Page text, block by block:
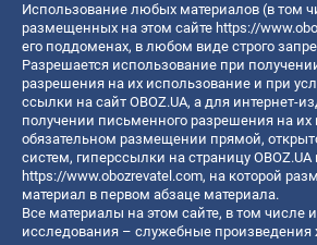
Использование любых материалов (в том
размещенных на этом сайте https://
его поддоменах, в любом виде строго
Разрешается использование при
разрешения на их использование и при
ссылки на сайт OBOZ.UA, а для интернет-
получении письменного разрешения на их
обязательном размещении прямой,
систем, гиперссылки на страницу
https://www.obozrevatel.com, на которой
материал в первом абзаце материала.
Все материалы на этом сайте, в том числе
исследования – служебные произведения